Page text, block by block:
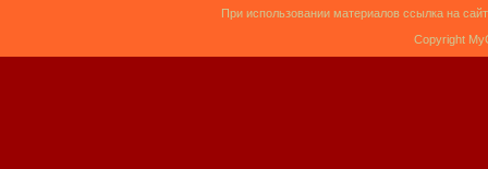
При использовании материалов ссылка на
Copyright